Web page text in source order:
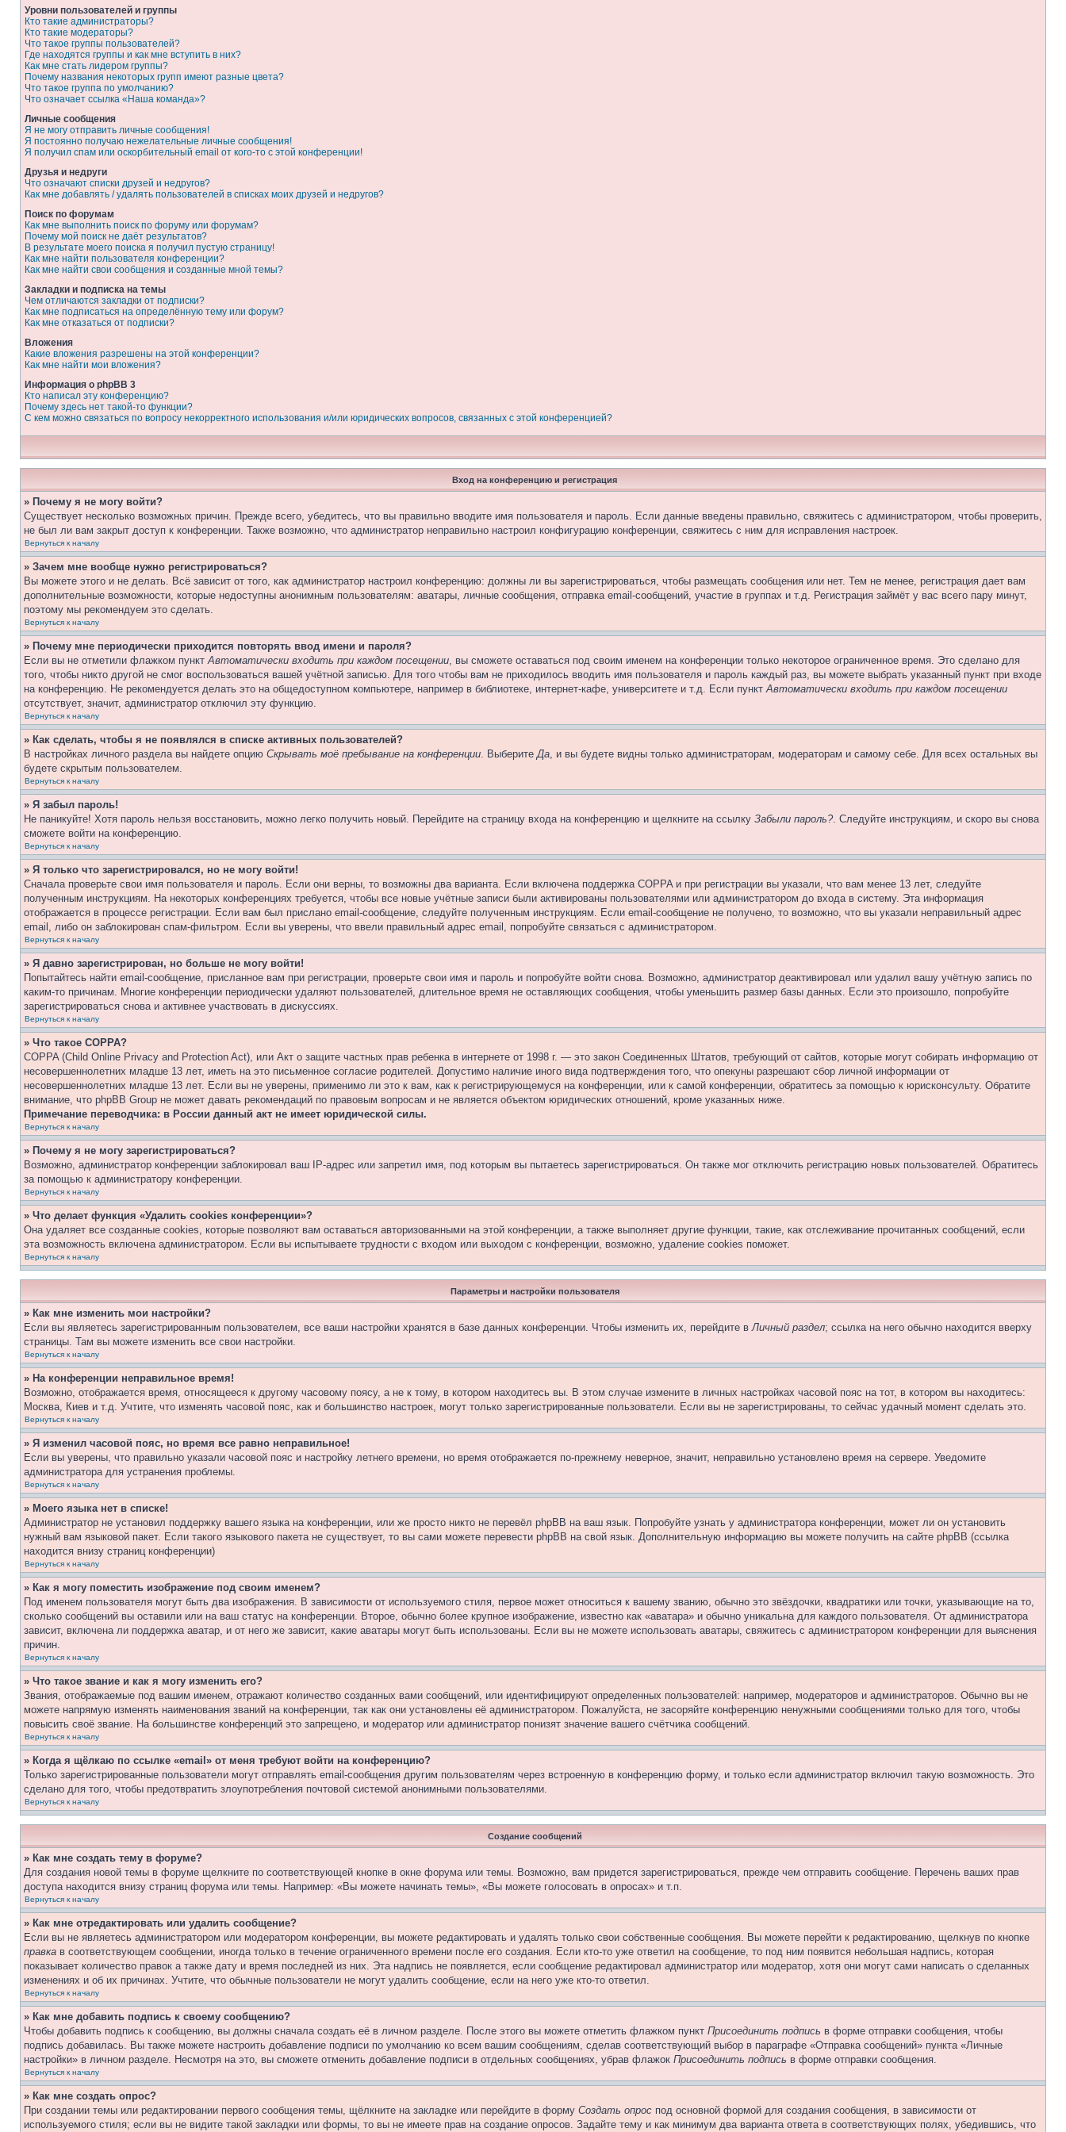
Уровни пользователей и группы
Кто такие администраторы?
Кто такие модераторы?
Что такое группы пользователей?
Где находятся группы и как мне вступить в них?
Как мне стать лидером группы?
Почему названия некоторых групп имеют разные цвета?
Что такое группа по умолчанию?
Что означает ссылка «Наша команда»?
Личные сообщения
Я не могу отправить личные сообщения!
Я постоянно получаю нежелательные личные сообщения!
Я получил спам или оскорбительный email от кого-то с этой конференции!
Друзья и недруги
Что означают списки друзей и недругов?
Как мне добавлять / удалять пользователей в списках моих друзей и недругов?
Поиск по форумам
Как мне выполнить поиск по форуму или форумам?
Почему мой поиск не даёт результатов?
В результате моего поиска я получил пустую страницу!
Как мне найти пользователя конференции?
Как мне найти свои сообщения и созданные мной темы?
Закладки и подписка на темы
Чем отличаются закладки от подписки?
Как мне подписаться на определённую тему или форум?
Как мне отказаться от подписки?
Вложения
Какие вложения разрешены на этой конференции?
Как мне найти мои вложения?
Информация о phpBB 3
Кто написал эту конференцию?
Почему здесь нет такой-то функции?
С кем можно связаться по вопросу некорректного использования и/или юридических вопросов, связанных с этой конференцией?
Вход на конференцию и регистрация
» Почему я не могу войти?
Существует несколько возможных причин. Прежде всего, убедитесь, что вы правильно вводите имя пользователя и пароль. Если данные введены правильно, свяжитесь с администратором, чтобы проверить,
не был ли вам закрыт доступ к конференции. Также возможно, что администратор неправильно настроил конфигурацию конференции, свяжитесь с ним для исправления настроек.
Вернуться к началу
» Зачем мне вообще нужно регистрироваться?
Вы можете этого и не делать. Всё зависит от того, как администратор настроил конференцию: должны ли вы зарегистрироваться, чтобы размещать сообщения или нет. Тем не менее, регистрация дает вам
дополнительные возможности, которые недоступны анонимным пользователям: аватары, личные сообщения, отправка email-сообщений, участие в группах и т.д. Регистрация займёт у вас всего пару минут,
поэтому мы рекомендуем это сделать.
Вернуться к началу
» Почему мне периодически приходится повторять ввод имени и пароля?
Если вы не отметили флажком пунктАвтоматически входить при каждом посещении, вы сможете оставаться под своим именем на конференции только некоторое ограниченное время. Это сделано для
того, чтобы никто другой не смог воспользоваться вашей учётной записью. Для того чтобы вам не приходилось вводить имя пользователя и пароль каждый раз, вы можете выбрать указанный пункт при входе
на конференцию. Не рекомендуется делать это на общедоступном компьютере, например в библиотеке, интернет-кафе, университете и т.д. Если пунктАвтоматически входить при каждом посещении
отсутствует, значит, администратор отключил эту функцию.
Вернуться к началу
» Как сделать, чтобы я не появлялся в списке активных пользователей?
В настройках личного раздела вы найдете опцию Скрывать моё пребывание на конференции. ВыберитеДа, и вы будете видны только администраторам, модераторам и самому себе. Для всех остальных вы
будете скрытым пользователем.
Вернуться к началу
» Я забыл пароль!
Не паникуйте! Хотя пароль нельзя восстановить, можно легко получить новый. Перейдите на страницу входа на конференцию и щелкните на ссылку Забыли пароль?. Следуйте инструкциям, и скоро вы снова
сможете войти на конференцию.
Вернуться к началу
» Я только что зарегистрировался, но не могу войти!
Сначала проверьте свои имя пользователя и пароль. Если они верны, то возможны два варианта. Если включена поддержка COPPA и при регистрации вы указали, что вам менее 13 лет, следуйте
полученным инструкциям. На некоторых конференциях требуется, чтобы все новые учётные записи были активированы пользователями или администратором до входа в систему. Эта информация
отображается в процессе регистрации. Если вам был прислано email-сообщение, следуйте полученным инструкциям. Если email-сообщение не получено, то возможно, что вы указали неправильный адрес
email, либо он заблокирован спам-фильтром. Если вы уверены, что ввели правильный адрес email, попробуйте связаться с администратором.
Вернуться к началу
» Я давно зарегистрирован, но больше не могу войти!
Попытайтесь найти email-сообщение, присланное вам при регистрации, проверьте свои имя и пароль и попробуйте войти снова. Возможно, администратор деактивировал или удалил вашу учётную запись по
каким-то причинам. Многие конференции периодически удаляют пользователей, длительное время не оставляющих сообщения, чтобы уменьшить размер базы данных. Если это произошло, попробуйте
зарегистрироваться снова и активнее участвовать в дискуссиях.
Вернуться к началу
» Что такое COPPA?
COPPA (Child Online Privacy and Protection Act), или Акт о защите частных прав ребенка в интернете от 1998 г. — это закон Соединенных Штатов, требующий от сайтов, которые могут собирать информацию от
несовершеннолетних младше 13 лет, иметь на это письменное согласие родителей. Допустимо наличие иного вида подтверждения того, что опекуны разрешают сбор личной информации от
несовершеннолетних младше 13 лет. Если вы не уверены, применимо ли это к вам, как к регистрирующемуся на конференции, или к самой конференции, обратитесь за помощью к юрисконсульту. Обратите
внимание, что phpBB Group не может давать рекомендаций по правовым вопросам и не является объектом юридических отношений, кроме указанных ниже.
Примечание переводчика: в России данный акт не имеет юридической силы.
Вернуться к началу
» Почему я не могу зарегистрироваться?
Возможно, администратор конференции заблокировал ваш IP-адрес или запретил имя, под которым вы пытаетесь зарегистрироваться. Он также мог отключить регистрацию новых пользователей. Обратитесь
за помощью к администратору конференции.
Вернуться к началу
» Что делает функция «Удалить cookies конференции»?
Она удаляет все созданные cookies, которые позволяют вам оставаться авторизованными на этой конференции, а также выполняет другие функции, такие, как отслеживание прочитанных сообщений, если
эта возможность включена администратором. Если вы испытываете трудности с входом или выходом с конференции, возможно, удаление cookies поможет.
Вернуться к началу
Параметры и настройки пользователя
» Как мне изменить мои настройки?
Если вы являетесь зарегистрированным пользователем, все ваши настройки хранятся в базе данных конференции. Чтобы изменить их, перейдите вЛичный раздел; ссылка на него обычно находится вверху
страницы. Там вы можете изменить все свои настройки.
Вернуться к началу
» На конференции неправильное время!
Возможно, отображается время, относящееся к другому часовому поясу, а не к тому, в котором находитесь вы. В этом случае измените в личных настройках часовой пояс на тот, в котором вы находитесь:
Москва, Киев и т.д. Учтите, что изменять часовой пояс, как и большинство настроек, могут только зарегистрированные пользователи. Если вы не зарегистрированы, то сейчас удачный момент сделать это.
Вернуться к началу
» Я изменил часовой пояс, но время все равно неправильное!
Если вы уверены, что правильно указали часовой пояс и настройку летнего времени, но время отображается по-прежнему неверное, значит, неправильно установлено время на сервере. Уведомите
администратора для устранения проблемы.
Вернуться к началу
» Моего языка нет в списке!
Администратор не установил поддержку вашего языка на конференции, или же просто никто не перевёл phpBB на ваш язык. Попробуйте узнать у администратора конференции, может ли он установить
нужный вам языковой пакет. Если такого языкового пакета не существует, то вы сами можете перевести phpBB на свой язык. Дополнительную информацию вы можете получить на сайте phpBB (ссылка
находится внизу страниц конференции)
Вернуться к началу
» Как я могу поместить изображение под своим именем?
Под именем пользователя могут быть два изображения. В зависимости от используемого стиля, первое может относиться к вашему званию, обычно это звёздочки, квадратики или точки, указывающие на то,
сколько сообщений вы оставили или на ваш статус на конференции. Второе, обычно более крупное изображение, известно как «аватара» и обычно уникальна для каждого пользователя. От администратора
зависит, включена ли поддержка аватар, и от него же зависит, какие аватары могут быть использованы. Если вы не можете использовать аватары, свяжитесь с администратором конференции для выяснения
причин.
Вернуться к началу
» Что такое звание и как я могу изменить его?
Звания, отображаемые под вашим именем, отражают количество созданных вами сообщений, или идентифицируют определенных пользователей: например, модераторов и администраторов. Обычно вы не
можете напрямую изменять наименования званий на конференции, так как они установлены её администратором. Пожалуйста, не засоряйте конференцию ненужными сообщениями только для того, чтобы
повысить своё звание. На большинстве конференций это запрещено, и модератор или администратор понизят значение вашего счётчика сообщений.
Вернуться к началу
» Когда я щёлкаю по ссылке «email» от меня требуют войти на конференцию?
Только зарегистрированные пользователи могут отправлять email-сообщения другим пользователям через встроенную в конференцию форму, и только если администратор включил такую возможность. Это
сделано для того, чтобы предотвратить злоупотребления почтовой системой анонимными пользователями.
Вернуться к началу
Создание сообщений
» Как мне создать тему в форуме?
Для создания новой темы в форуме щелкните по соответствующей кнопке в окне форума или темы. Возможно, вам придется зарегистрироваться, прежде чем отправить сообщение. Перечень ваших прав
доступа находится внизу страниц форума или темы. Например: «Вы можете начинать темы», «Вы можете голосовать в опросах» и т.п.
Вернуться к началу
» Как мне отредактировать или удалить сообщение?
Если вы не являетесь администратором или модератором конференции, вы можете редактировать и удалять только свои собственные сообщения. Вы можете перейти к редактированию, щелкнув по кнопке
правка в соответствующем сообщении, иногда только в течение ограниченного времени после его создания. Если кто-то уже ответил на сообщение, то под ним появится небольшая надпись, которая
показывает количество правок а также дату и время последней из них. Эта надпись не появляется, если сообщение редактировал администратор или модератор, хотя они могут сами написать о сделанных
изменениях и об их причинах. Учтите, что обычные пользователи не могут удалить сообщение, если на него уже кто-то ответил.
Вернуться к началу
» Как мне добавить подпись к своему сообщению?
Чтобы добавить подпись к сообщению, вы должны сначала создать её в личном разделе. После этого вы можете отметить флажком пункт Присоединить подпись в форме отправки сообщения, чтобы
подпись добавилась. Вы также можете настроить добавление подписи по умолчанию ко всем вашим сообщениям, сделав соответствующий выбор в параграфе «Отправка сообщений» пункта «Личные
настройки» в личном разделе. Несмотря на это, вы сможете отменить добавление подписи в отдельных сообщениях, убрав флажок Присоединить подпись в форме отправки сообщения.
Вернуться к началу
» Как мне создать опрос?
При создании темы или редактировании первого сообщения темы, щёлкните на закладке или перейдите в форму Создать опрос под основной формой для создания сообщения, в зависимости от
используемого стиля; если вы не видите такой закладки или формы, то вы не имеете прав на создание опросов. Задайте тему и как минимум два варианта ответа в соответствующих полях, убедившись, что